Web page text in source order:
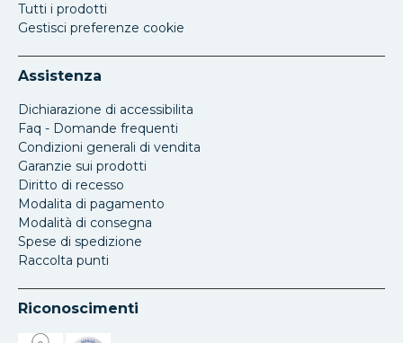
Tutti i prodotti
Gestisci preferenze cookie
Assistenza
Dichiarazione di accessibilita
Faq - Domande frequenti
Condizioni generali di vendita
Garanzie sui prodotti
Diritto di recesso
Modalita di pagamento
Modalità di consegna
Spese di spedizione
Raccolta punti
Riconoscimenti